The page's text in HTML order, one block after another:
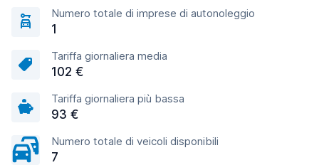
Numero totale di imprese di autonoleggio
1
Tariffa giornaliera media
102 €
Tariffa giornaliera più bassa
93 €
Numero totale di veicoli disponibili
7